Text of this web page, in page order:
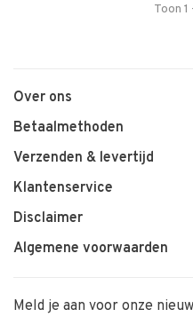
Toon 1
Over ons
Betaalmethoden
Verzenden & levertijd
Klantenservice
Disclaimer
Algemene voorwaarden
Meld je aan voor onze